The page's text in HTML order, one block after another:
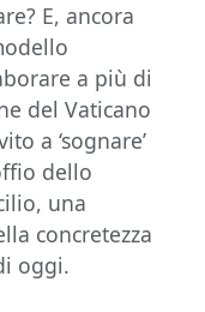
E, ancora
a più di
del Vaticano
a ‘sognare’
dello
una
concretezza
oggi.